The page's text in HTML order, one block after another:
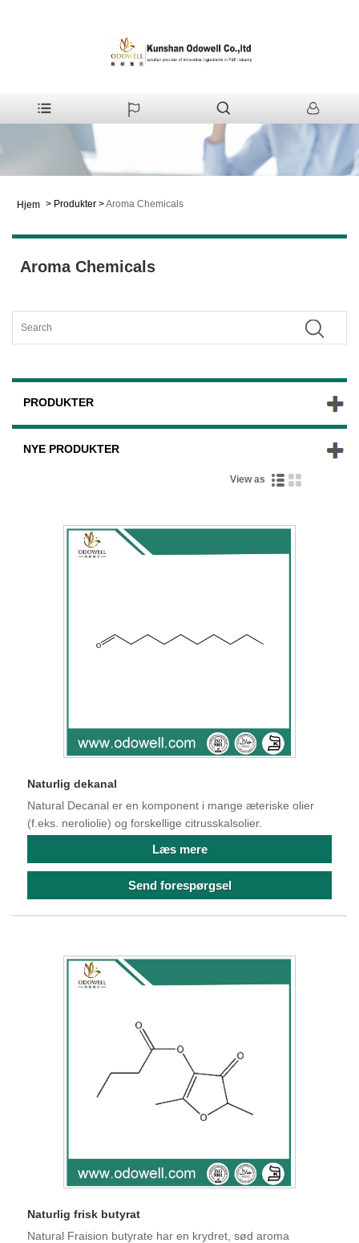
Hjem > Produkter >Aroma Chemicals
Aroma Chemicals
PRODUKTER
NYE PRODUKTER
View as
Naturlig dekanal
Natural Decanal er en komponent i mange æteriske olier
(f.eks. neroliolie) og forskellige citrusskalsolier.
Læs mere
Send forespørgsel
Naturlig frisk butyrat
Natural Fraision butyrate har en krydret, sød aroma